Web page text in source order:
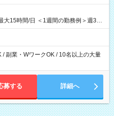
大15時間/日 ＜1週間の勤務例＞週3回
・土・日 好きな時にお仕事
/ 副業・WワークOK / 10名以上の大量
募する 詳細へ